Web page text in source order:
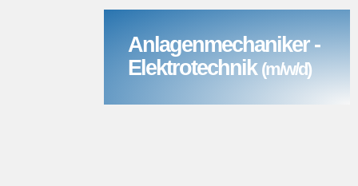
Anlagenmechaniker -
Elektrotechnik (m/w/d)